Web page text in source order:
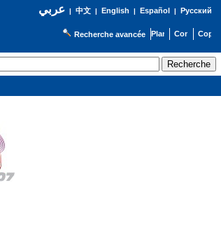
عربي| 中文| English | Español | Русский
Recherche avancée